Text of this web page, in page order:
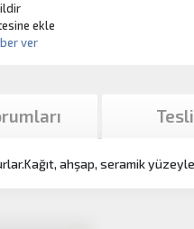
ekle
ver
ahşap, seramik